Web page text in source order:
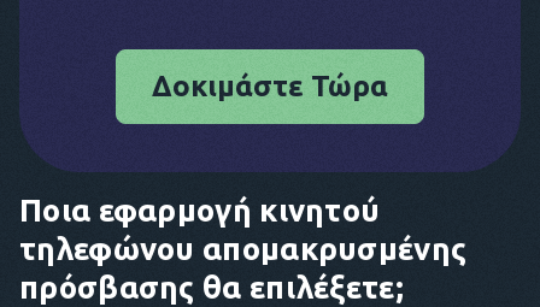
Δοκιμάστε Τώρα
Ποια εφαρμογή κινητού
τηλεφώνου απομακρυσμένης
πρόσβασης θα επιλέξετε;